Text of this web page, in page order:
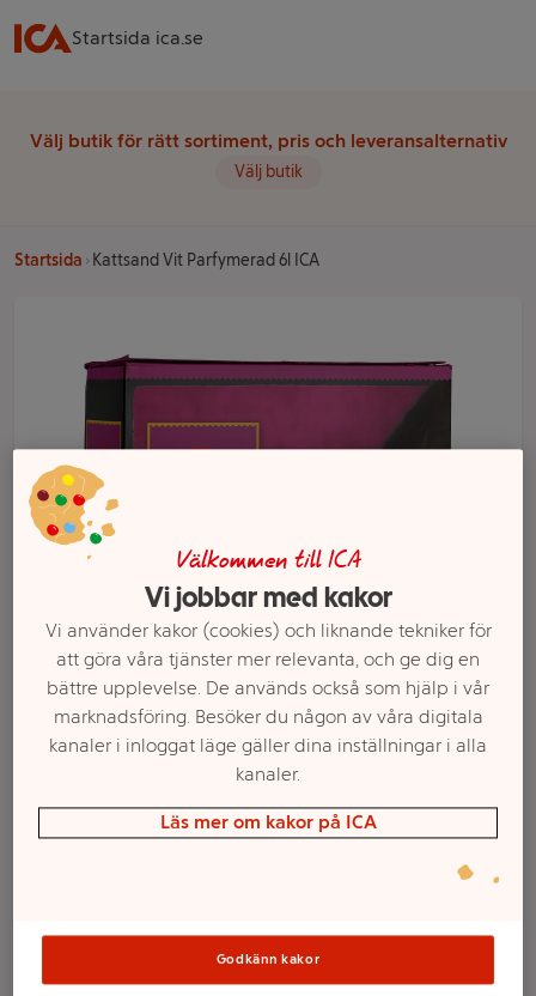
Startsida ica.se
Välj butik för rätt sortiment, pris och leveransalternativ
Välj butik
Startsida Kattsand Vit Parfymerad 6l ICA
Välj butik och handla
Välkommen till ICA
Vi jobbar med kakor
Vi använder kakor (cookies) och liknande tekniker för
att göra våra tjänster mer relevanta, och ge dig en
bättre upplevelse. De används också som hjälp i vår
marknadsföring. Besöker du någon av våra digitala
kanaler i inloggat läge gäller dina inställningar i alla
kanaler.
Läs mer om kakor på ICA
Godkänn kakor